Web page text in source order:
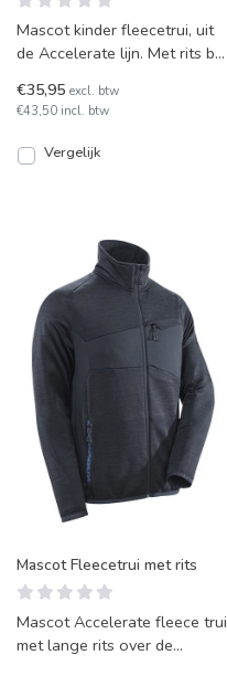
Mascot kinder fleecetrui, uit
de Accelerate lijn. Met rits bij
windbestendige opening
€35,95 excl. btw
€43,50 incl. btw
Vergelijk
Mascot Fleecetrui met rits
Mascot Accelerate fleece trui
met lange rits over de